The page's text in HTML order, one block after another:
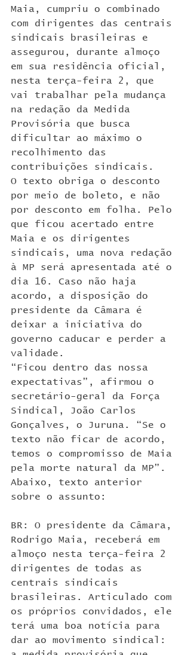
Maia, cumpriu o combinado
com dirigentes das centrais
sindicais brasileiras e
assegurou, durante almoço
em sua residência oficial,
nesta terça-feira 2, que
vai trabalhar pela mudança
na redação da Medida
Provisória que busca
dificultar ao máximo o
recolhimento das
contribuições sindicais.
O texto obriga o desconto
por meio de boleto, e não
por desconto em folha. Pelo
que ficou acertado entre
Maia e os dirigentes
sindicais, uma nova redação
à MP será apresentada até o
dia 16. Caso não haja
acordo, a disposição do
presidente da Câmara é
deixar a iniciativa do
governo caducar e perder a
validade.
“Ficou dentro das nossa
expectativas”, afirmou o
secretário-geral da Força
Sindical, João Carlos
Gonçalves, o Juruna. “Se o
texto não ficar de acordo,
temos o compromisso de Maia
pela morte natural da MP”.
Abaixo, texto anterior
sobre o assunto:
BR: O presidente da Câmara,
Rodrigo Maia, receberá em
almoço nesta terça-feira 2
dirigentes de todas as
centrais sindicais
brasileiras. Articulado com
os próprios convidados, ele
terá uma boa notícia para
dar ao movimento sindical: